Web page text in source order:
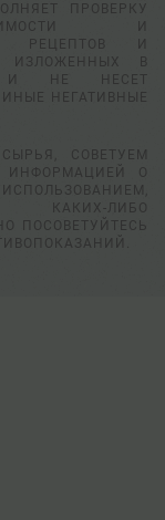
ПРОВЕРКУ
И
РЕЦЕПТОВ И
ИЗЛОЖЕННЫХ В
И НЕ НЕСЕТ
НЕГАТИВНЫЕ
СОВЕТУЕМ
ИНФОРМАЦИЕЙ О
КАКИХ-ЛИБО
ПОСОВЕТУЙТЕСЬ